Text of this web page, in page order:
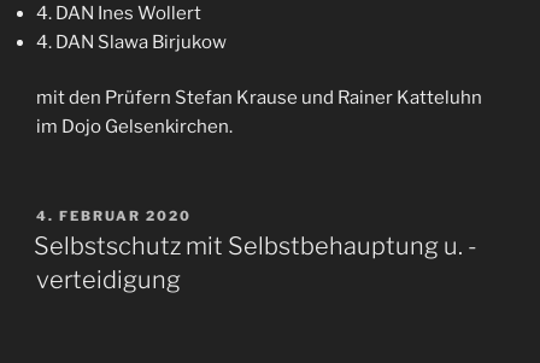
4. DAN Ines Wollert
4. DAN Slawa Birjukow
mit den Prüfern Stefan Krause und Rainer Katteluhn
im Dojo Gelsenkirchen.
VERÖFFENTLICHT
AM
4. FEBRUAR 2020
Selbstschutz mit Selbstbehauptung u. -
verteidigung